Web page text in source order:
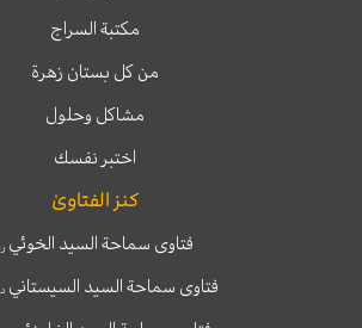
مكتبة السراج
من كل بستان زهرة
مشاكل وحلول
اختبر نفسك
كنز الفتاوىٰ
فتاوى سماحة السيد الخوئي
فتاوى سماحة السيد السيستاني